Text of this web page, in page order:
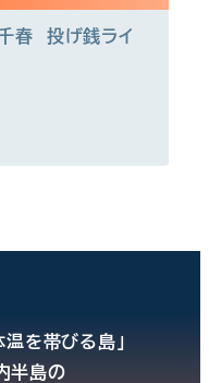
春 投げ銭ライ
温を帯びる島」
半島の